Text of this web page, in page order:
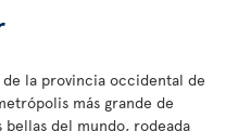
de la provincia occidental de
más grande de
bellas del mundo, rodeada